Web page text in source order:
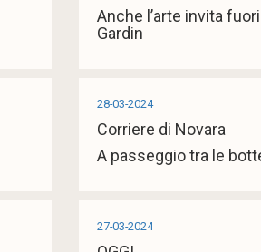
Anche l’arte invita
Gardin
28-03-2024
Corriere di Novara
A passeggio tra le
27-03-2024